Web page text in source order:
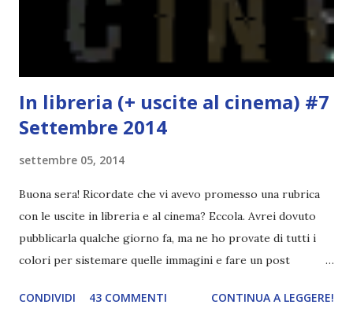
"mezzo" della storia? Questa storia ha praticamente solo
In libreria (+ uscite al cinema) #7
Settembre 2014
settembre 05, 2014
Buona sera! Ricordate che vi avevo promesso una rubrica
con le uscite in libreria e al cinema? Eccola. Avrei dovuto
pubblicarla qualche giorno fa, ma ne ho provate di tutti i
colori per sistemare quelle immagini e fare un post
leggere la trama cliccate sulla copertina. Vi ho segnalato
CONDIVIDI 43 COMMENTI CONTINUA A LEGGERE!